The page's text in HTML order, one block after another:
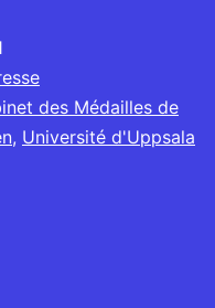
des Médailles de
, Université d'Uppsala